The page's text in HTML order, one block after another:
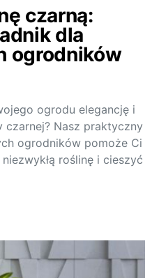
czarną:
dla
ogrodników
ogrodu elegancję i
czarnej? Nasz praktyczny
ogrodników pomoże Ci
roślinę i cieszyć